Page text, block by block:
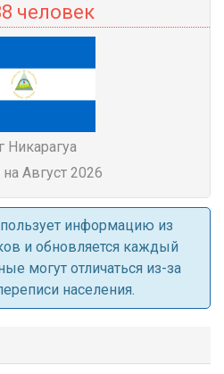
человек
Никарагуа
Август 2026
информацию из
и обновляется каждый
могут отличаться из-за
населения.